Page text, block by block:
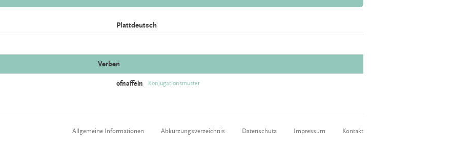
Plattdeutsch
Verben
ofnaffeln Konjugationsmuster
Allgemeine Informationen Abkürzungsverzeichnis Datenschutz Impressum Kontakt